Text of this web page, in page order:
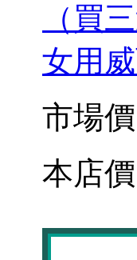
（買
女用
市場價
本店價